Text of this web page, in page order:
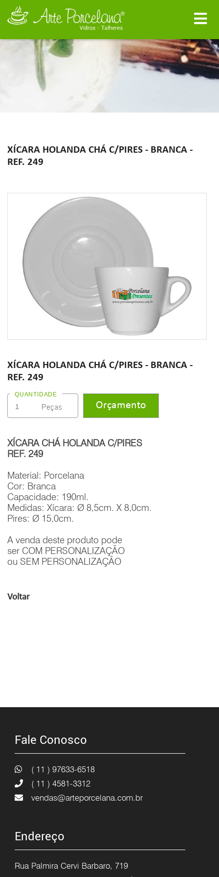
XÍCARA HOLANDA CHÁ C/PIRES - BRANCA -
REF. 249
XÍCARA HOLANDA CHÁ C/PIRES - BRANCA -
REF. 249
QUANTIDADE
XÍCARA CHÁ HOLANDA C/PIRES
REF. 249
Material: Porcelana
Cor: Branca
Capacidade: 190ml.
Medidas: Xícara: Ø 8,5cm. X 8,0cm.
Pires: Ø 15,0cm.
A venda deste produto pode
ser COM PERSONALIZAÇÃO
ou SEM PERSONALIZAÇÃO
Voltar
Fale Conosco
( 11 ) 97633-6518
( 11 ) 4581-3312
vendas@arteporcelana.com.br
Endereço
Rua Palmira Cervi Barbaro, 719